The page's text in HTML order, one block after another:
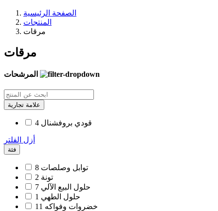
الصفحة الرئيسية
المنتجات
مرقات
مرقات
علامة تجارية
قودي بروفشنال 4
أزل الفلتر
فئة
توابل وصلصات 8
تونة 2
حلول البيع الآلي 7
حلول الطهي 1
خضروات وفواكه 11